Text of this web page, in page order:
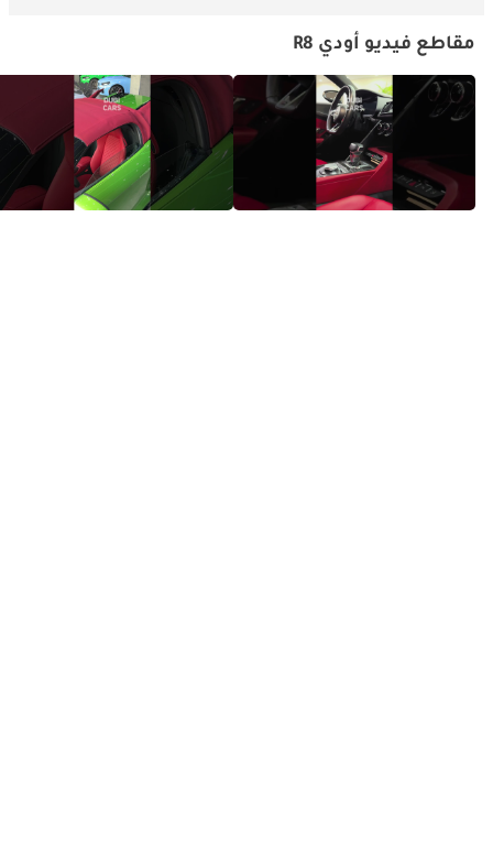
مقاطع فيديو أودي R8